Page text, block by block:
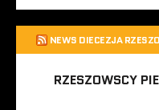
NEWS DIECEZJA
RZESZOWSCY